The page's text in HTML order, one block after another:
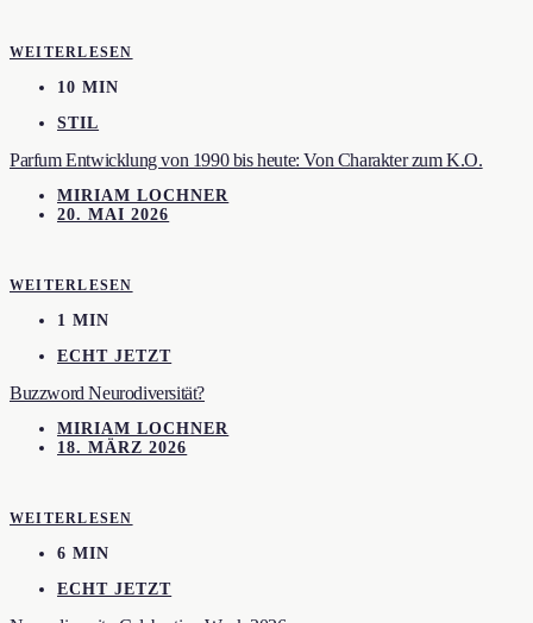
WEITERLESEN
10 MIN
STIL
Parfum Entwicklung von 1990 bis heute: Von Charakter zum K.O.
MIRIAM LOCHNER
20. MAI 2026
WEITERLESEN
1 MIN
ECHT JETZT
Buzzword Neurodiversität?
MIRIAM LOCHNER
18. MÄRZ 2026
WEITERLESEN
6 MIN
ECHT JETZT